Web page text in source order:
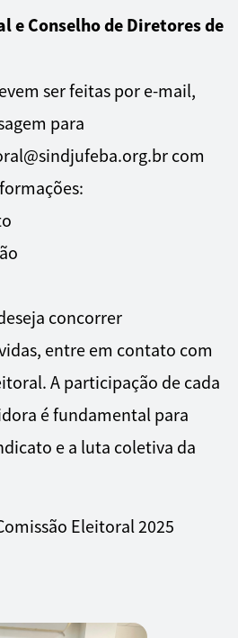
e Conselho de Diretores de
ser feitas por e-mail,
para
com
concorrer
entre em contato com
A participação de cada
é fundamental para
e a luta coletiva da
Eleitoral 2025